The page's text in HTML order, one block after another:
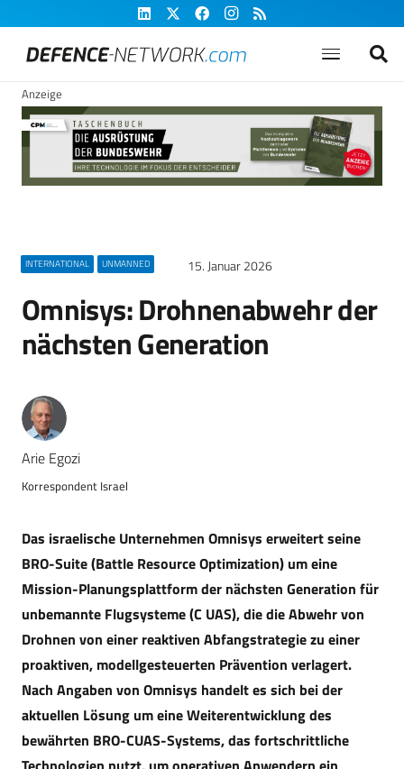
Anzeige
INTERNATIONAL UNMANNED 15. Januar 2026
Omnisys: Drohnenabwehr der
nächsten Generation
Arie Egozi
Korrespondent Israel
Das israelische Unternehmen Omnisys erweitert seine
BRO-Suite (Battle Resource Optimization) um eine
Mission-Planungsplattform der nächsten Generation für
unbemannte Flugsysteme (C UAS), die die Abwehr von
Drohnen von einer reaktiven Abfangstrategie zu einer
proaktiven, modellgesteuerten Prävention verlagert.
Nach Angaben von Omnisys handelt es sich bei der
aktuellen Lösung um eine Weiterentwicklung des
bewährten BRO-CUAS-Systems, das fortschrittliche